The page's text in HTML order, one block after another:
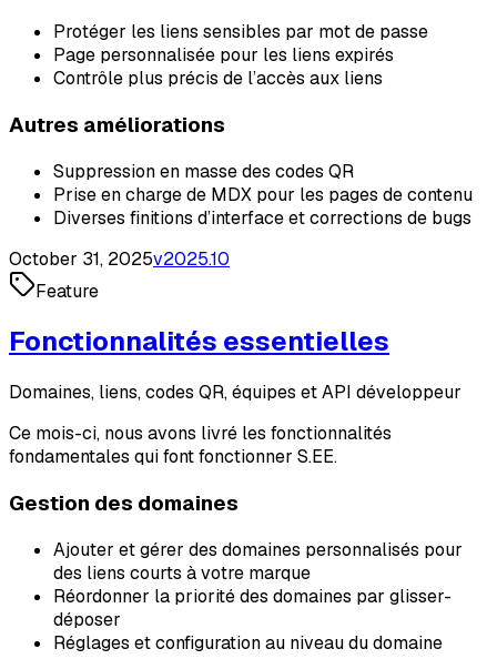
Protéger les liens sensibles par mot de passe
Page personnalisée pour les liens expirés
Contrôle plus précis de l’accès aux liens
Autres améliorations
Suppression en masse des codes QR
Prise en charge de MDX pour les pages de contenu
Diverses finitions d’interface et corrections de bugs
October 31, 2025v2025.10
Feature
Fonctionnalités essentielles
Domaines, liens, codes QR, équipes et API développeur
Ce mois-ci, nous avons livré les fonctionnalités
fondamentales qui font fonctionner S.EE.
Gestion des domaines
Ajouter et gérer des domaines personnalisés pour
des liens courts à votre marque
Réordonner la priorité des domaines par glisser-
déposer
Réglages et configuration au niveau du domaine